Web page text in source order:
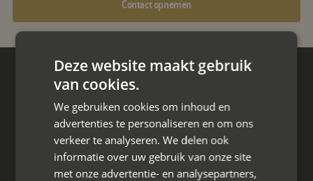
Contact opnemen
Hoofdkantoor
4661 KZ Halsteren,
085 - 773 02 12
aanvraag@mayet.nl
Deze website maakt gebruik
van cookies.
We gebruiken cookies om inhoud en
advertenties te personaliseren en om ons
verkeer te analyseren. We delen ook
informatie over uw gebruik van onze site
met onze advertentie- en analysepartners,